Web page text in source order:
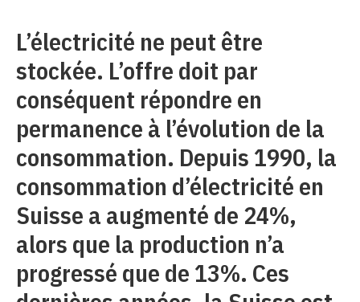
L’électricité ne peut être
stockée. L’offre doit par
conséquent répondre en
permanence à l’évolution de la
consommation. Depuis 1990, la
consommation d’électricité en
Suisse a augmenté de 24%,
alors que la production n’a
progressé que de 13%. Ces